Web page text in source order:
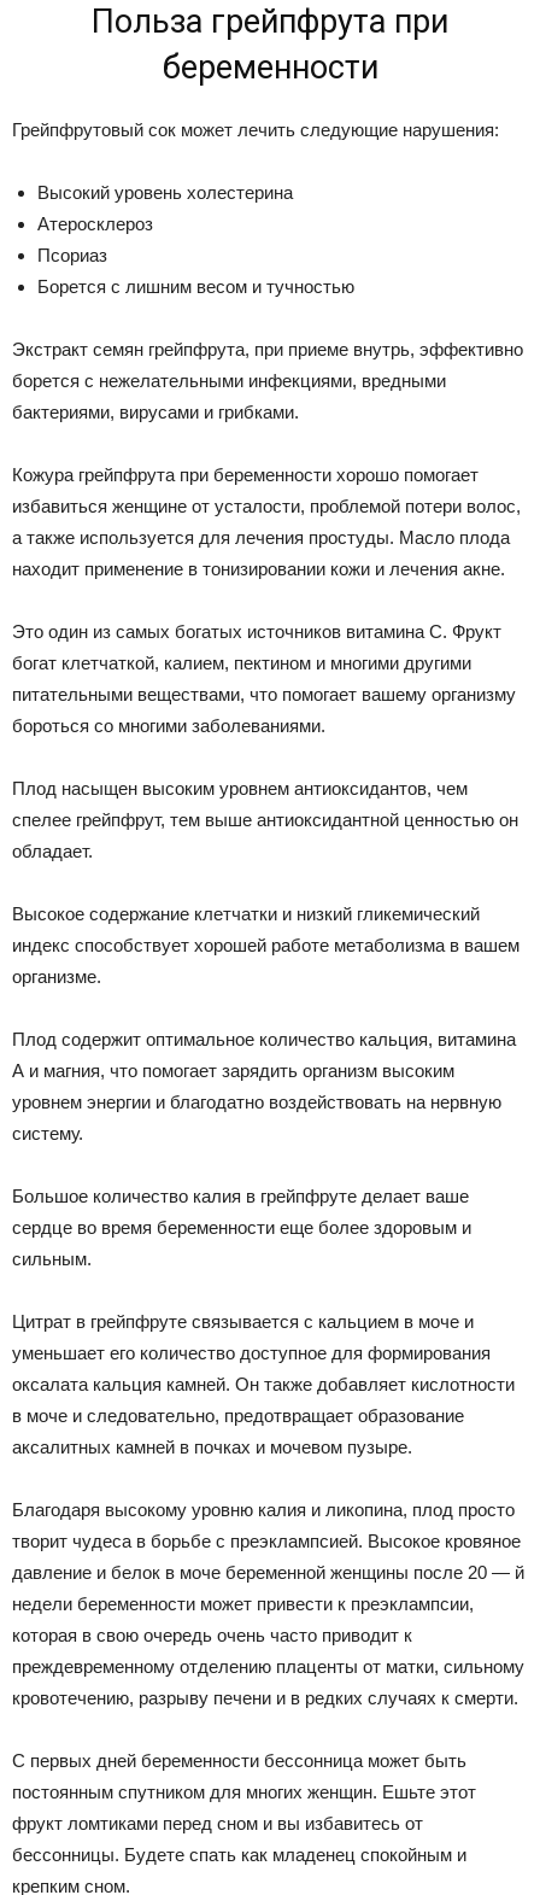
Польза грейпфрута при
беременности
Грейпфрутовый сок может лечить следующие нарушения:
Высокий уровень холестерина
Атеросклероз
Псориаз
Борется с лишним весом и тучностью
Экстракт семян грейпфрута, при приеме внутрь, эффективно
борется с нежелательными инфекциями, вредными
бактериями, вирусами и грибками.
Кожура грейпфрута при беременности хорошо помогает
избавиться женщине от усталости, проблемой потери волос,
а также используется для лечения простуды. Масло плода
находит применение в тонизировании кожи и лечения акне.
Это один из самых богатых источников витамина С. Фрукт
богат клетчаткой, калием, пектином и многими другими
питательными веществами, что помогает вашему организму
бороться со многими заболеваниями.
Плод насыщен высоким уровнем антиоксидантов, чем
спелее грейпфрут, тем выше антиоксидантной ценностью он
обладает.
Высокое содержание клетчатки и низкий гликемический
индекс способствует хорошей работе метаболизма в вашем
организме.
Плод содержит оптимальное количество кальция, витамина
А и магния, что помогает зарядить организм высоким
уровнем энергии и благодатно воздействовать на нервную
систему.
Большое количество калия в грейпфруте делает ваше
сердце во время беременности еще более здоровым и
сильным.
Цитрат в грейпфруте связывается с кальцием в моче и
уменьшает его количество доступное для формирования
оксалата кальция камней. Он также добавляет кислотности
в моче и следовательно, предотвращает образование
аксалитных камней в почках и мочевом пузыре.
Благодаря высокому уровню калия и ликопина, плод просто
творит чудеса в борьбе с преэклампсией. Высокое кровяное
давление и белок в моче беременной женщины после 20 — й
недели беременности может привести к преэклампсии,
которая в свою очередь очень часто приводит к
преждевременному отделению плаценты от матки, сильному
кровотечению, разрыву печени и в редких случаях к смерти.
С первых дней беременности бессонница может быть
постоянным спутником для многих женщин. Ешьте этот
фрукт ломтиками перед сном и вы избавитесь от
бессонницы. Будете спать как младенец спокойным и
крепким сном.